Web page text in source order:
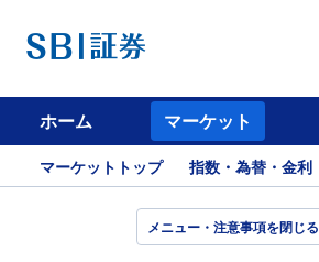
ホーム マーケット
マーケットトップ 指数・為替・金利
メニュー・注意事項を閉じる